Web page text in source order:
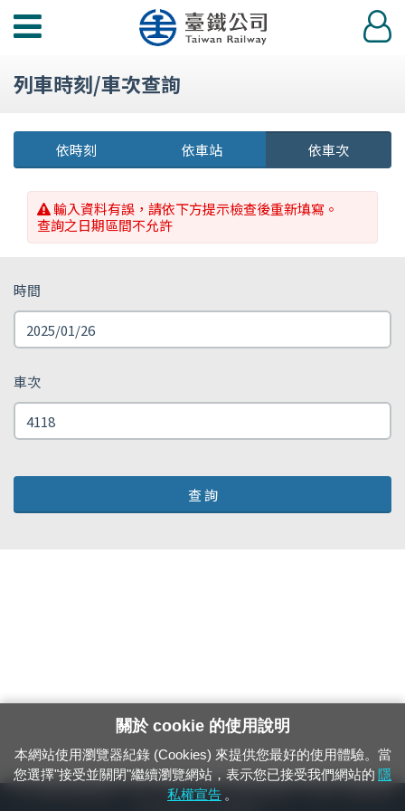
功
選
登
入
列車時刻/車次查詢
依時刻 依車站 依車次
輸入資料有誤，請依下方提示檢查後重新填寫。
查詢之日期區間不允許
時間
車次
查 詢
24小時緊急通報電話：1933（市話、手機，僅限發現軌道、平交道、橋樑及隧
關於 cookie 的使用說明
本網站使用瀏覽器紀錄 (Cookies) 來提供您最好的使用體驗。當
您選擇"接受並關閉"繼續瀏覽網站，表示您已接受我們網站的 隱
私權宣告 。